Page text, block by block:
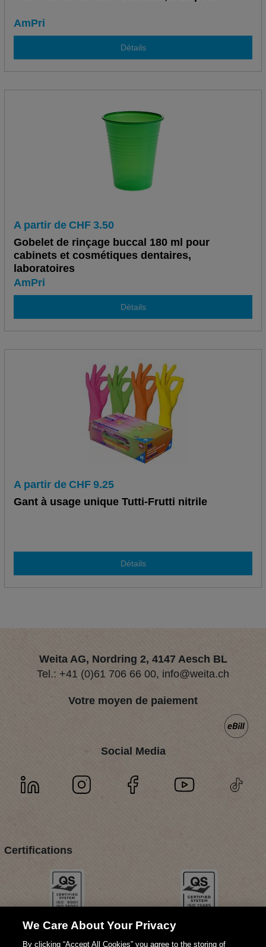
AmPri
Détails
A partir de CHF 3.50
Gobelet de rinçage buccal 180 ml pour
cabinets et cosmétiques dentaires,
laboratoires
AmPri
Détails
A partir de CHF 9.25
Gant à usage unique Tutti-Frutti nitrile
Détails
Weita AG, Nordring 2, 4147 Aesch BL
Tel.: +41 (0)61 706 66 00, info@weita.ch
Votre moyen de paiement
Social Media
Certifications
We Care About Your Privacy
By clicking “Accept All Cookies” you agree to the storing of